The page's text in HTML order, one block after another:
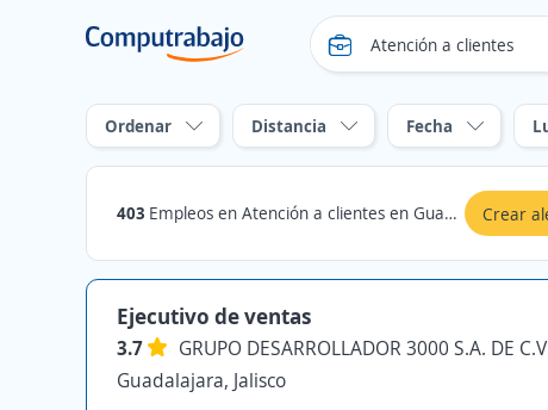
Ordenar Distancia Fecha
403 Empleos en Atención a clientes en Guadalajara, Jalisco Crear
Ejecutivo de ventas
3.7
GRUPO DESARROLLADOR 3000 S.A. DE
Guadalajara, Jalisco